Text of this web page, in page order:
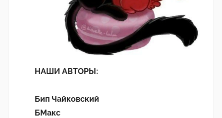
НАШИ АВТОРЫ:
Бип Чайковский
БМакс